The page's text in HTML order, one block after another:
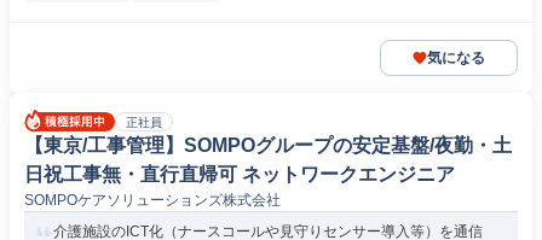
気になる
正社員
【東京/工事管理】SOMPOグループの安定基盤/夜勤・土
日祝工事無・直行直帰可 ネットワークエンジニア
SOMPOケアソリューションズ株式会社
介護施設のICT化（ナースコールや見守りセンサー導入等）を通信